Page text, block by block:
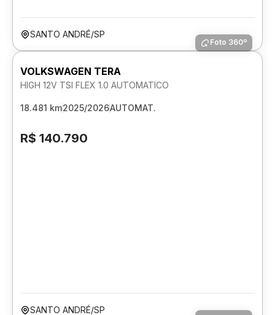
SANTO ANDRÉ/SP
Foto 360º
VOLKSWAGEN TERA
HIGH 12V TSI FLEX 1.0 AUTOMATICO
18.481 km2025/2026AUTOMAT.
R$ 140.790
SANTO ANDRÉ/SP